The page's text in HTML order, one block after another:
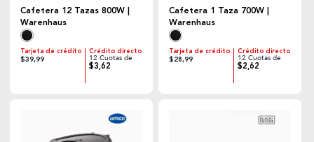
Cafetera 12 Tazas 800W |
Warenhaus
Tarjeta de crédito
$39,99
Crédito directo
12 Cuotas de
$3,62
Cafetera 1 Taza 700W |
Warenhaus
Tarjeta de crédito
$28,99
Crédito directo
12 Cuotas de
$2,62